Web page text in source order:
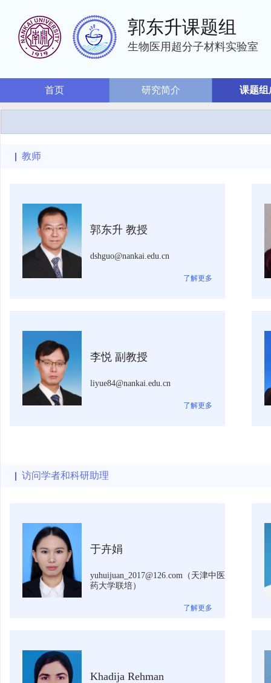
郭东升课题组
生物医用超分子材料实验室
首页 研究简介 课题组
教师
郭东升 教授
dshguo@nankai.edu.cn
了解更多
李悦 副教授
liyue84@nankai.edu.cn
了解更多
访问学者和科研助理
于卉娟
yuhuijuan_2017@126.com（天津中医
药大学联培）
了解更多
Khadija Rehman